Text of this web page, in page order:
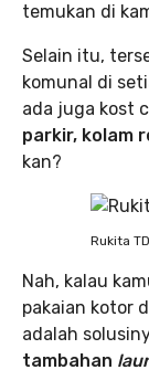
temukan di
Selain itu,
komunal di
ada juga kost
parkir, kolam
kan?
Rukita
Nah, kalau
pakaian kotor
adalah
tambahan